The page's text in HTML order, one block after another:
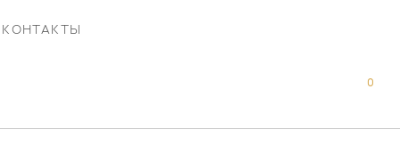
КОНТАКТЫ
0